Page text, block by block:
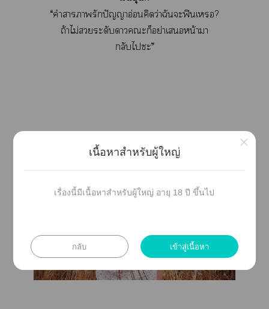
“คำาารักปัญญาอ่อนคิดว่าฉันะฟินเ?
ถ้าไม่ระดับาะก็อย่าเหน้าา
กลับไะ”
เนื้อหาสำหรับผู้ใหญ่
เรื่องนี้มีเนื้อหาสำหรับผู้ใหญ่ อายุ 18 ปี ขึ้นไป
กลับ เข้าสู่เนื้อหา
×